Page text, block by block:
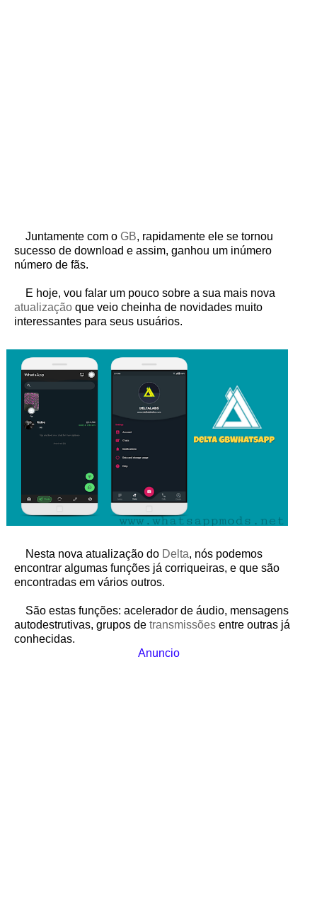
Juntamente com o GB, rapidamente ele se tornou
sucesso de download e assim, ganhou um inúmero
número de fãs.
E hoje, vou falar um pouco sobre a sua mais nova
atualização que veio cheinha de novidades muito
interessantes para seus usuários.
Nesta nova atualização do Delta, nós podemos
encontrar algumas funções já corriqueiras, e que são
encontradas em vários outros.
São estas funções: acelerador de áudio, mensagens
autodestrutivas, grupos de transmissões entre outras já
conhecidas.
Anuncio